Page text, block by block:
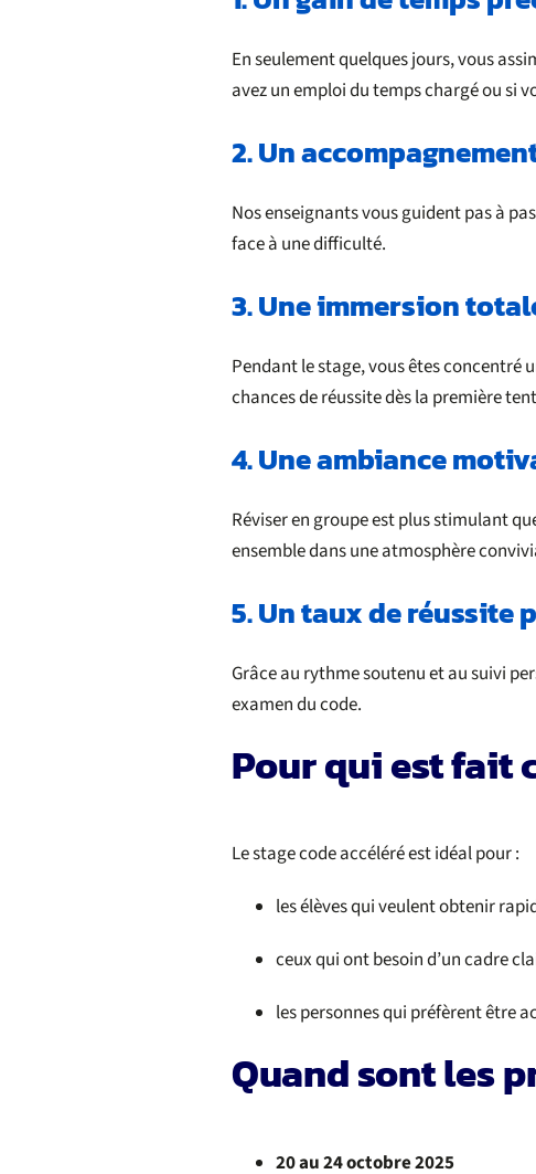
En seulement quelques jours, vous
avez un emploi du temps chargé ou si
2. Un
Nos enseignants vous guident pas à
face à une difficulté.
3. Une immersion
Pendant le stage, vous êtes
chances de réussite dès la première
4. Une ambiance
Réviser en groupe est plus stimulant
ensemble dans une atmosphère
5. Un taux de réussite
Grâce au rythme soutenu et au suivi
examen du code.
Pour qui est fait
Le stage code accéléré est idéal pour :
les élèves qui veulent obtenir
ceux qui ont besoin d’un cadre
les personnes qui préfèrent être
Quand sont les
20 au 24 octobre 2025